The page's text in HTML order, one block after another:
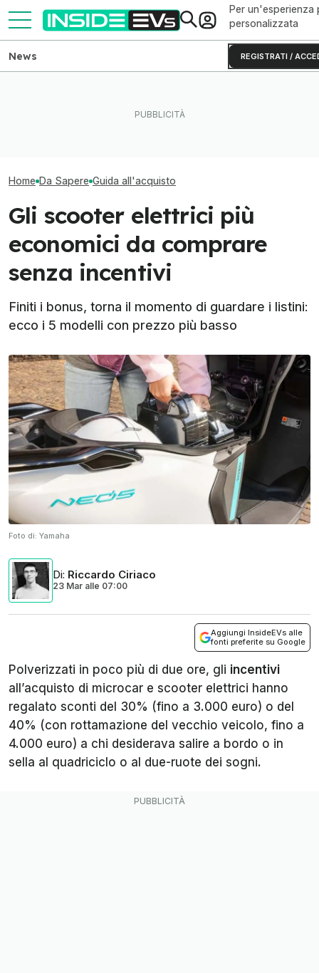
Per un'esperienza
personalizzata
REGISTRATI /
News
Home Da Sapere Guida all'acquisto
Gli scooter elettrici più
economici da comprare
senza incentivi
Finiti i bonus, torna il momento di guardare i listini:
ecco i 5 modelli con prezzo più basso
Foto di: Yamaha
Di: Riccardo Ciriaco
23 Mar alle 07:00
Aggiungi InsideEVs alle
fonti preferite su Google
Polverizzati in poco più di due ore, gli incentivi
all’acquisto di microcar e scooter elettrici hanno
regalato sconti del 30% (fino a 3.000 euro) o del
40% (con rottamazione del vecchio veicolo, fino a
4.000 euro) a chi desiderava salire a bordo o in
sella al quadriciclo o al due-ruote dei sogni.